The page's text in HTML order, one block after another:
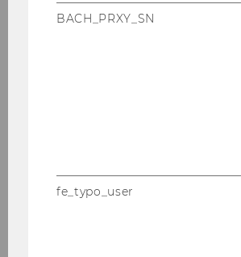
15:00 Uhr: ORF Kas­perl­thea­ter
BACH_PRXY_SN
fe_typo_user